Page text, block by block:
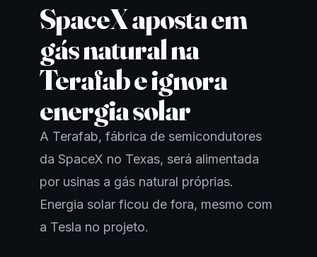
SpaceX aposta em
gás natural na
Terafab e ignora
energia solar
A Terafab, fábrica de semicondutores
da SpaceX no Texas, será alimentada
por usinas a gás natural próprias.
Energia solar ficou de fora, mesmo com
a Tesla no projeto.